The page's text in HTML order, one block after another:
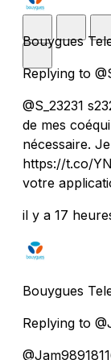
Bouygues
Replying to
@S_23231
de mes
nécessaire.
https://t.co/
votre
il y a 17
Bouygues
Replying to